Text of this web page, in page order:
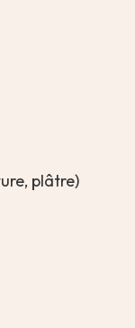
plâtre)